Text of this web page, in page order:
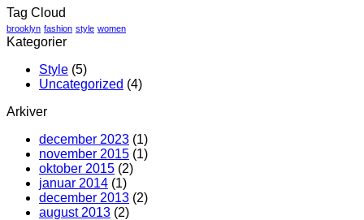
Tag Cloud
brooklyn fashion style women
Kategorier
Style (5)
Uncategorized (4)
Arkiver
december 2023 (1)
november 2015 (1)
oktober 2015 (2)
januar 2014 (1)
december 2013 (2)
august 2013 (2)